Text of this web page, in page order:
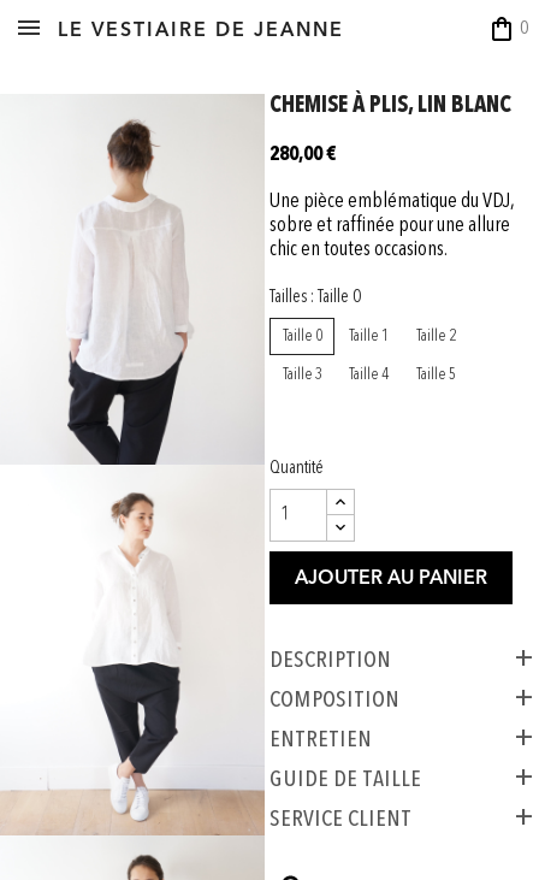
shopping_bag 0
LE VESTIAIRE DE JEANNE
CHEMISE À PLIS, LIN BLANC
280,00 €
Une pièce emblématique du VDJ,
sobre et raffinée pour une allure
chic en toutes occasions.
Tailles : Taille 0
Taille 0 Taille 1 Taille 2
Taille 3 Taille 4 Taille 5
Quantité
AJOUTER AU PANIER
Description
COMPOSITION
ENTRETIEN
GUIDE DE TAILLE
SERVICE CLIENT